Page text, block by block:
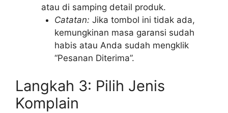
atau di samping detail produk.
Catatan: Jika tombol ini tidak ada,
kemungkinan masa garansi sudah
habis atau Anda sudah mengklik
“Pesanan Diterima”.
Langkah 3: Pilih Jenis
Komplain